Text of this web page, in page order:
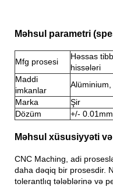
Məhsul parametri
Mfg prosesi
Həssas
hissələri
Maddi
imkanlar
Alüminium,
Marka
Şir
Dözüm
+/- 0.01mm
Məhsul xüsusiyyəti
CNC Maching, adi
daha dəqiq bir prosesdir.
tolerantlıq tələblərinə və